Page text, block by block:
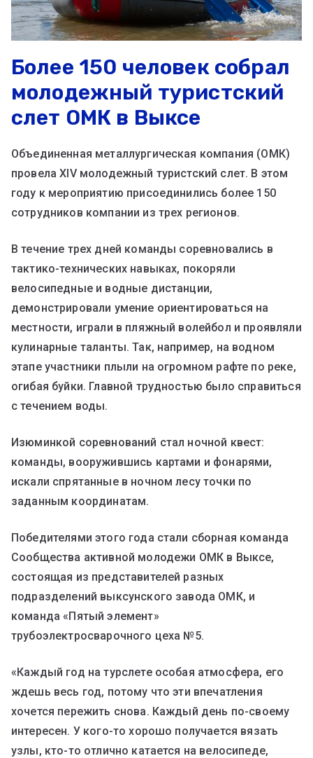
Более 150 человек собрал
молодежный туристский
слет ОМК в Выксе
Объединенная металлургическая компания (ОМК)
провела XIV молодежный туристский слет. В этом
году к мероприятию присоединились более 150
сотрудников компании из трех регионов.
В течение трех дней команды соревновались в
тактико-технических навыках, покоряли
велосипедные и водные дистанции,
демонстрировали умение ориентироваться на
местности, играли в пляжный волейбол и проявляли
кулинарные таланты. Так, например, на водном
этапе участники плыли на огромном рафте по реке,
огибая буйки. Главной трудностью было справиться
с течением воды.
Изюминкой соревнований стал ночной квест:
команды, вооружившись картами и фонарями,
искали спрятанные в ночном лесу точки по
заданным координатам.
Победителями этого года стали сборная команда
Сообщества активной молодежи ОМК в Выксе,
состоящая из представителей разных
подразделений выксунского завода ОМК, и
команда «Пятый элемент»
трубоэлектросварочного цеха №5.
«Каждый год на турслете особая атмосфера, его
ждешь весь год, потому что эти впечатления
хочется пережить снова. Каждый день по-своему
интересен. У кого-то хорошо получается вязать
узлы, кто-то отлично катается на велосипеде,